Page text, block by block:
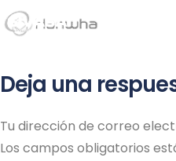
Deja una
Tu dirección de correo
Los campos obligatorios